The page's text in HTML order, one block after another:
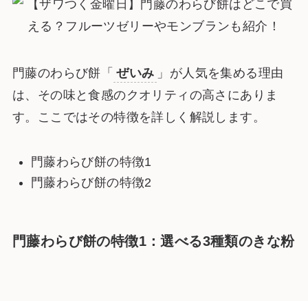
門藤のわらび餅「 ぜいみ 」が人気を集める理由
は、その味と食感のクオリティの高さにありま
す。ここではその特徴を詳しく解説します。
門藤わらび餅の特徴1
門藤わらび餅の特徴2
門藤わらび餅の特徴1：選べる3種類のきな粉